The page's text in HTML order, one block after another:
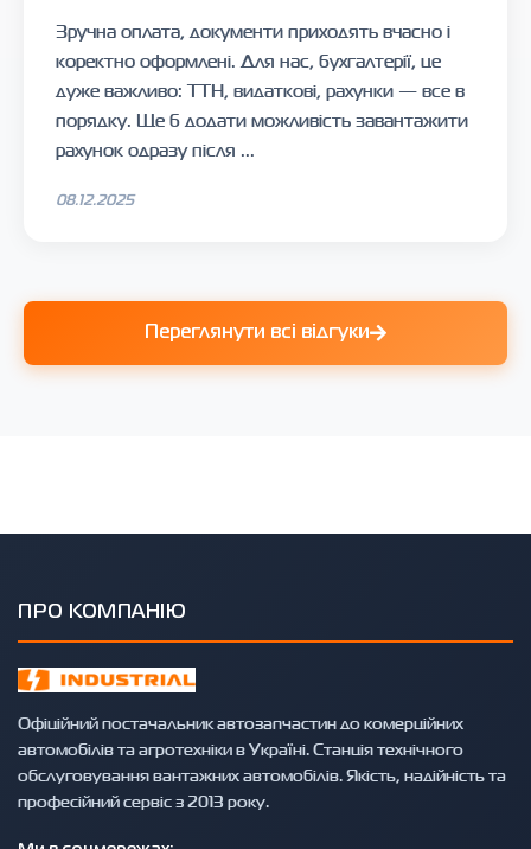
Зручна оплата, документи приходять вчасно і
коректно оформлені. Для нас, бухгалтерії, це
дуже важливо: ТТН, видаткові, рахунки — все в
порядку. Ще б додати можливість завантажити
рахунок одразу після ...
08.12.2025
Переглянути всі відгуки
ПРО КОМПАНІЮ
Офіційний постачальник автозапчастин до комерційних
автомобілів та агротехніки в Україні. Станція технічного
обслуговування вантажних автомобілів. Якість, надійність та
професійний сервіс з 2013 року.